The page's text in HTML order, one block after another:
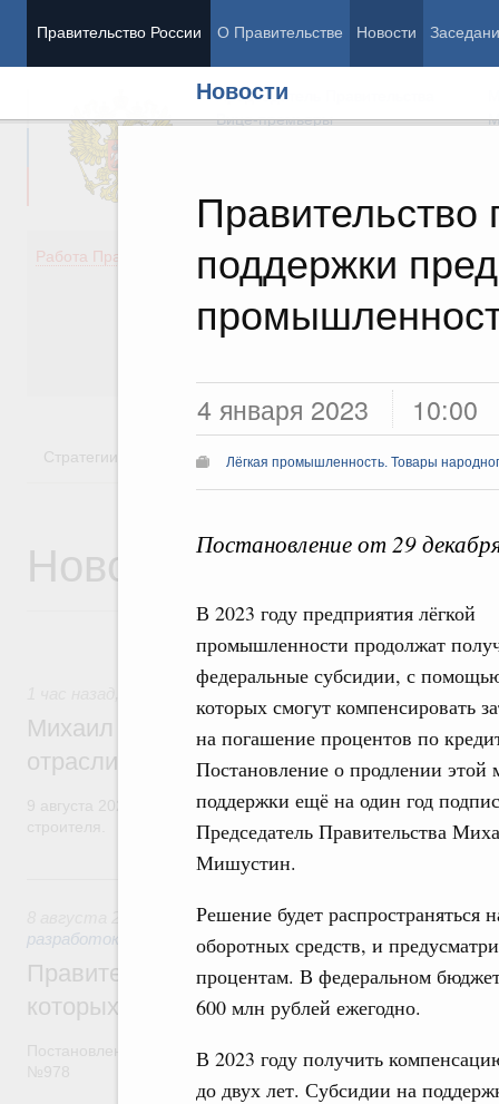
Правительство России О Правительстве Новости
Новости
поддержки
4 января 2023 10:00
Лёгкая промышленность. Товары
Постановление от 29
В 2023 году предприятия лёгкой
промышленности продолжат
федеральные субсидии, с
которых смогут компенсировать
на погашение процентов по
Постановление о продлении этой
поддержки ещё на один год
Председатель Правительства
Мишустин.
Решение будет распространяться
оборотных средств, и
процентам. В федеральном
600 млн рублей ежегодно.
В 2023 году получить
до двух лет. Субсидии на
Председатель Правительства
Вице-премьеры
Работа Правительства
Демография
Здоровье
Культура
Стратегии Государственные программы
Новости
Регулирование в сфере строительства
Михаил Мишустин поздравил
отрасли с профессиональным
9 августа 2026 года отмечается профессиональный праздник
Государственная политика в сфере
разработок
Правительство расширило перечень
которых освобождаются от НДФЛ
Постановление от 5 августа 2026 года